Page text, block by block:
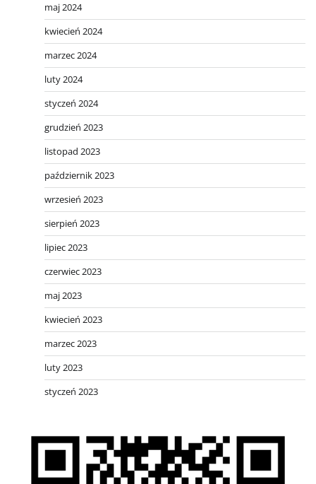
maj 2024
kwiecień 2024
marzec 2024
luty 2024
styczeń 2024
grudzień 2023
listopad 2023
październik 2023
wrzesień 2023
sierpień 2023
lipiec 2023
czerwiec 2023
maj 2023
kwiecień 2023
marzec 2023
luty 2023
styczeń 2023